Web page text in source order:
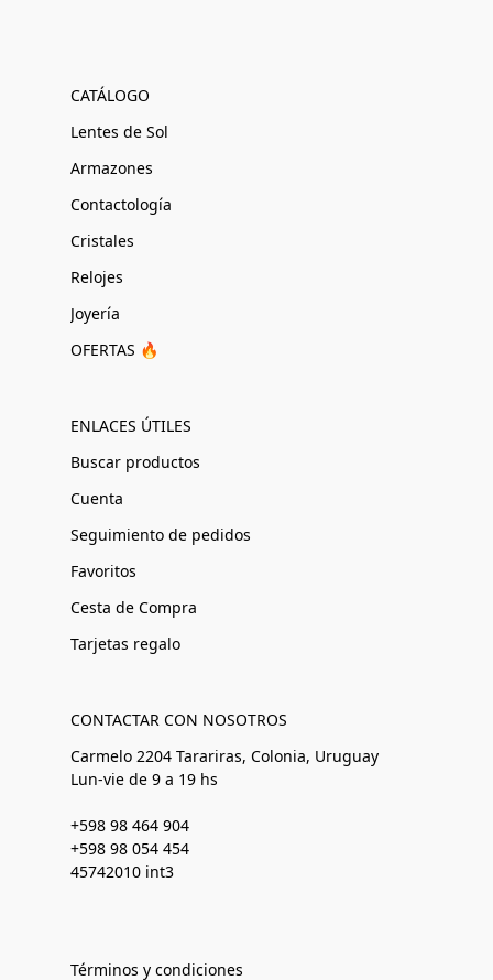
CATÁLOGO
Lentes de Sol
Armazones
Contactología
Cristales
Relojes
Joyería
OFERTAS 🔥
ENLACES ÚTILES
Buscar productos
Cuenta
Seguimiento de pedidos
Favoritos
Cesta de Compra
Tarjetas regalo
CONTACTAR CON NOSOTROS
Carmelo 2204 Tarariras, Colonia, Uruguay
Lun-vie de 9 a 19 hs
+598 98 464 904
+598 98 054 454
45742010 int3
Términos y condiciones